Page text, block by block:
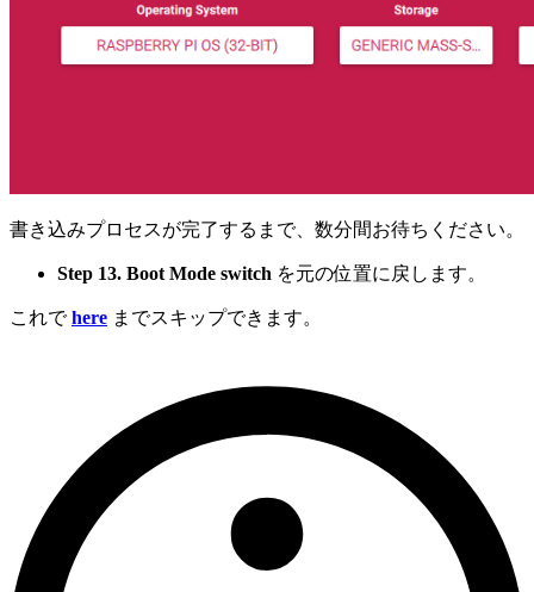
書き込みプロセスが完了するまで、数分間お待ちください。
Step 13. Boot Mode switch を元の位置に戻します。
これでhere までスキップできます。